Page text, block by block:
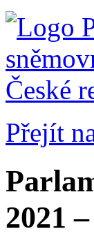
Přejít
2021